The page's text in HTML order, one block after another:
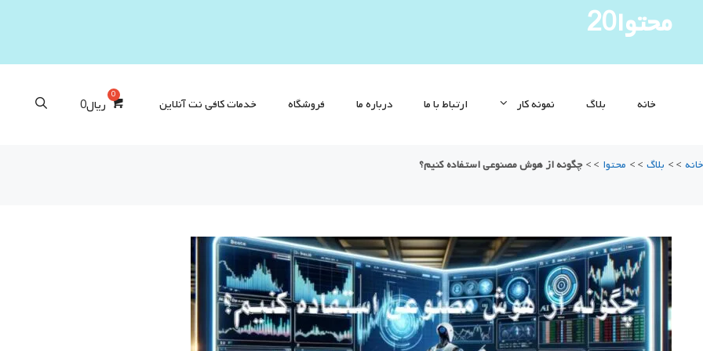
محتوا20
خانه بلاگ نمونه کار ارتباط با ما درباره ما فروشگاه خدمات کافی‌ نت آنلاین ریال0
خانه >> بلاگ >> محتوا >>چگونه از هوش مصنوعی استفاده کنیم؟